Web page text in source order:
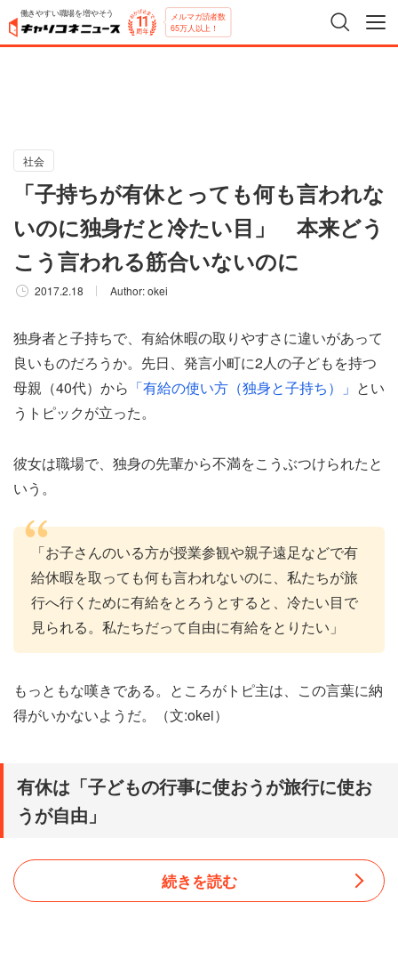
働きやすい職場を増やそう メルマガ読者数
65万人以上！
社会
「子持ちが有休とっても何も言われな
いのに独身だと冷たい目」 本来どう
こう言われる筋合いないのに
2017.2.18 Author:okei
独身者と子持ちで、有給休暇の取りやすさに違いがあって
良いものだろうか。先日、発言小町に2人の子どもを持つ
母親（40代）から 「有給の使い方（独身と子持ち）」 とい
うトピックが立った。
彼女は職場で、独身の先輩から不満をこうぶつけられたと
いう。
「お子さんのいる方が授業参観や親子遠足などで有
給休暇を取っても何も言われないのに、私たちが旅
行へ行くために有給をとろうとすると、冷たい目で
見られる。私たちだって自由に有給をとりたい」
もっともな嘆きである。ところがトピ主は、この言葉に納
得がいかないようだ。（文:okei）
有休は「子どもの行事に使おうが旅行に使お
うが自由」
続きを読む